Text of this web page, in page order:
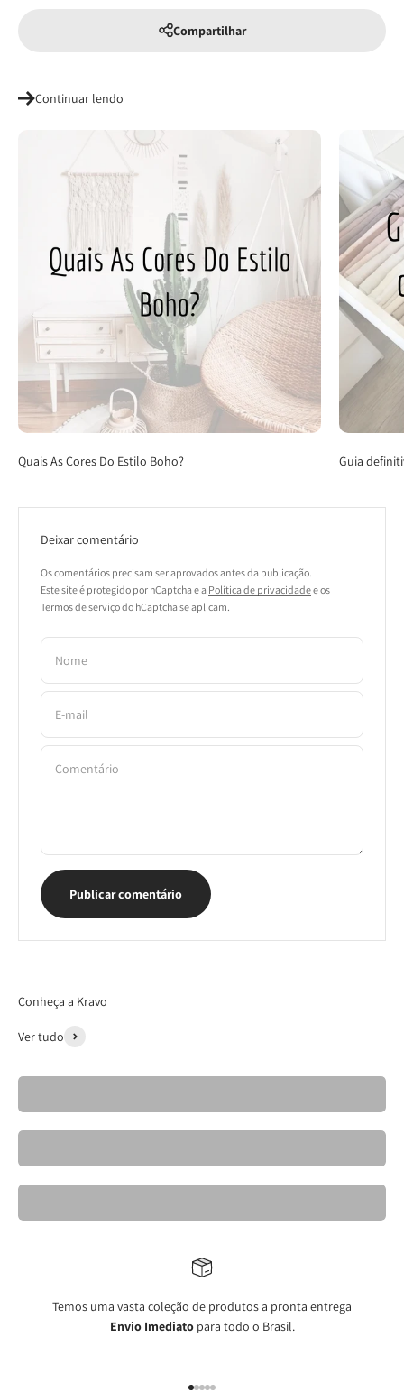
Compartilhar
Continuar lendo
Quais As Cores Do Estilo Boho? Guia
Deixar comentário
Os comentários precisam ser aprovados antes da publicação.
Este site é protegido por hCaptcha e a Política de privacidadee os
Termos de serviçodo hCaptcha se aplicam.
Nome
E-mail
Comentário
Publicar comentário
Conheça a Kravo
Ver tudo
Cadeiras- Kravo 26
Banquetas Kravo
Mesas de Jantar Elegantes- Kravo
Temos uma vasta coleção de produtos a pronta entrega
Envio Imediatopara todo o Brasil.